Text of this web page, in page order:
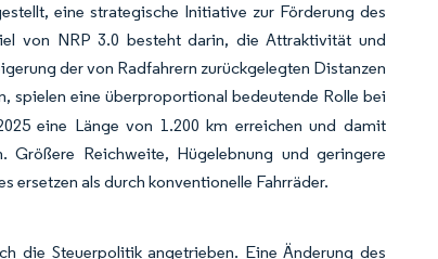
eine strategische Initiative zur Förderung des
von NRP 3.0 besteht darin, die Attraktivität und
der von Radfahrern zurückgelegten Distanzen
spielen eine überproportional bedeutende Rolle bei
eine Länge von 1.200 km erreichen und damit
Reichweite, Hügelebnung und geringere
ersetzen als durch konventionelle Fahrräder.
die Steuerpolitik angetrieben. Eine Änderung des